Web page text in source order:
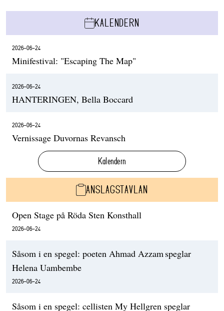
KALENDERN
2026-06-24
Minifestival: "Escaping The Map"
2026-06-24
HANTERINGEN, Bella Boccard
2026-06-24
Vernissage Duvornas Revansch
Kalendern
ANSLAGSTAVLAN
Open Stage på Röda Sten Konsthall
2026-06-24
Såsom i en spegel: poeten Ahmad Azzam speglar
Helena Uambembe
2026-06-24
Såsom i en spegel: cellisten My Hellgren speglar